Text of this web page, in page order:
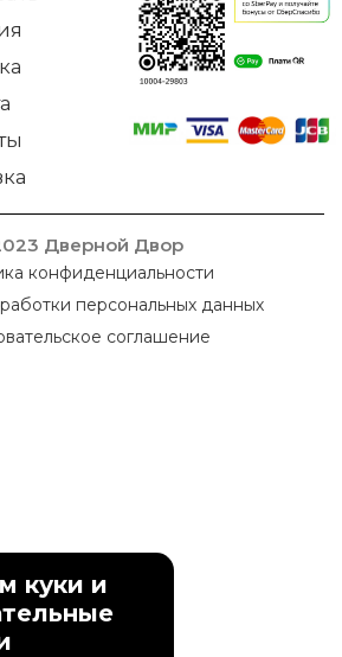
Дверной Двор
конфиденциальности
персональных данных
соглашение
куки и